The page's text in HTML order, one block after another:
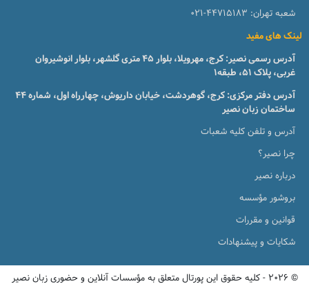
شعبه تهران: 021-44715183
لینک های مفید
آدرس رسمی نصیر: کرج، مهرویلا، بلوار 45 متری گلشهر، بلوار انوشیروان
غربی، پلاک 51، طبقه1
آدرس دفتر مرکزی: کرج، گوهردشت، خیابان داریوش، چهارراه اول، شماره ۴۴
ساختمان زبان نصیر
آدرس و تلفن کلیه شعبات
چرا نصیر؟
درباره نصیر
بروشور مؤسسه
قوانین و مقررات
شکایات و پیشنهادات
© 2026 - کلیه حقوق این پورتال متعلق به مؤسسات آنلاین و حضوری زبان نصیر